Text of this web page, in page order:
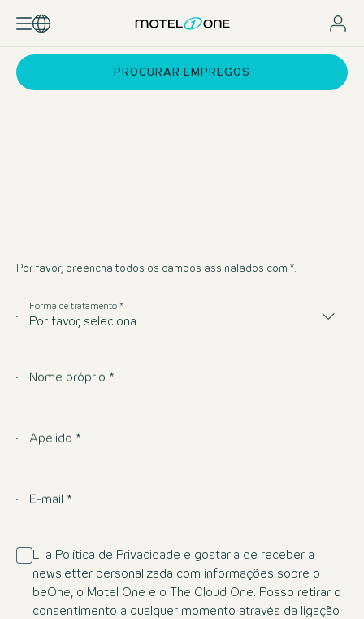
PROCURAR EMPREGOS
Por favor, preencha todos os campos assinalados com *.
Por favor, seleciona
Forma de tratamento *
Nome próprio *
Apelido *
E-mail *
Li a Política de Privacidade e gostaria de receber a
newsletter personalizada com informações sobre o
beOne, o Motel One e o The Cloud One. Posso retirar o
consentimento a qualquer momento através da ligação